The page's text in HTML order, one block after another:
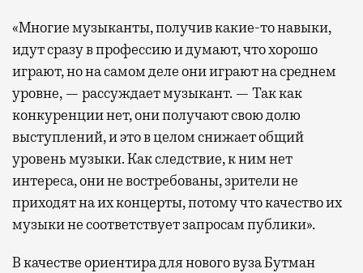
«Многие музыканты, получив какие-то навыки,
идут сразу в профессию и думают, что хорошо
играют, но на самом деле они играют на среднем
уровне, — рассуждает музыкант. — Так как
конкуренции нет, они получают свою долю
выступлений, и это в целом снижает общий
уровень музыки. Как следствие, к ним нет
интереса, они не востребованы, зрители не
приходят на их концерты, потому что качество их
музыки не соответствует запросам публики».
В качестве ориентира для нового вуза Бутман